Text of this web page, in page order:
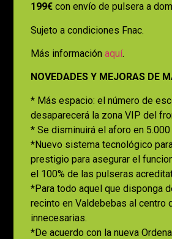
199€ con envío de pulsera a
Sujeto a condiciones Fnac.
Más información aquí.
NOVEDADES Y MEJORAS DE
* Más espacio: el número de
desaparecerá la zona VIP del
* Se disminuirá el aforo en
*Nuevo sistema tecnológico
prestigio para asegurar el
el 100% de las pulseras
*Para todo aquel que disponga
recinto en Valdebebas al centro
innecesarias.
*De acuerdo con la nueva